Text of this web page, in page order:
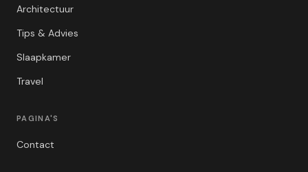
Architectuur
Tips & Advies
Slaapkamer
Travel
PAGINA'S
Contact